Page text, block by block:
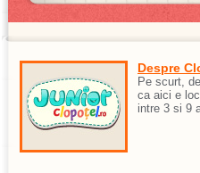
Despre
Pe scurt,
ca aici e
intre 3 si 9